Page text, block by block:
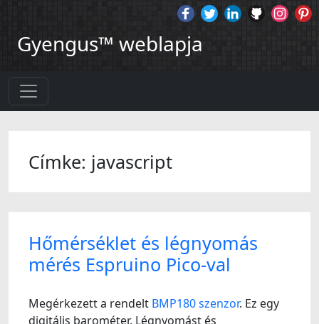
Gyengus™ weblapja
Címke: javascript
Hőmérséklet és légnyomás
mérés Espruino Pico-val
Megérkezett a rendelt BMP180 szenzor. Ez egy
digitális barométer. Légnyomást és